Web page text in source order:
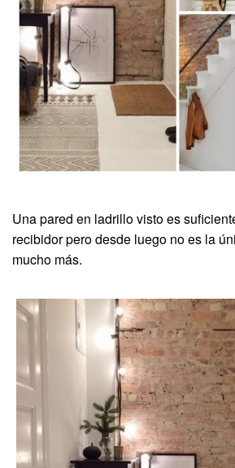
Una pared en ladrillo visto es
recibidor pero desde luego no es la
mucho más.